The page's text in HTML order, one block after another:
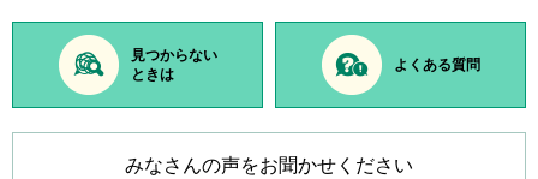
見つからない
ときは
よくある質問
みなさんの声をお聞かせください